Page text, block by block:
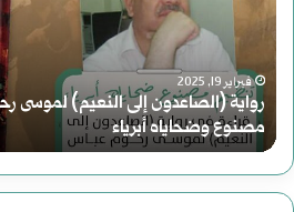
إلى
النعيم)
لموسى
رحوم
عباس:
فبراير 19, 2025
رواية (الصاعدون إلى النعيم)
مصنوع وضحاياه أبرياء